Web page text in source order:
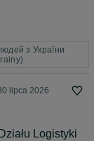
з України
lipca 2026
Logistyki